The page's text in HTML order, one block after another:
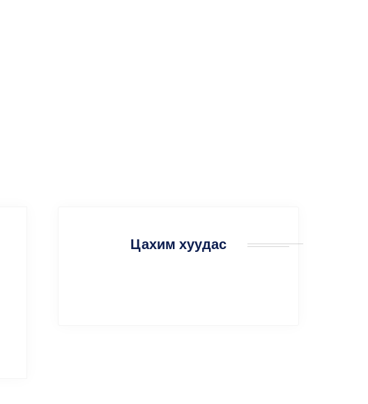
Цахим хуудас